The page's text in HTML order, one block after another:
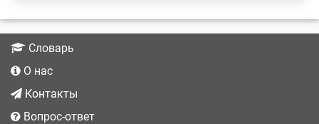
Словарь
О нас
Контакты
Вопрос-ответ